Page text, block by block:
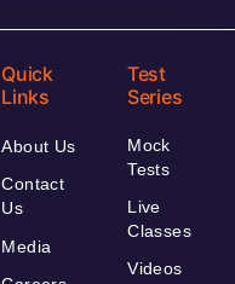
Quick
Links
About Us
Contact
Us
Media
Test
Series
Mock
Tests
Live
Classes
Videos